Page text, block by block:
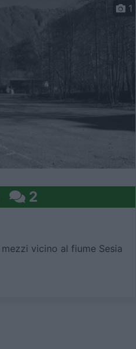
1
2
vicino al fiume Sesia